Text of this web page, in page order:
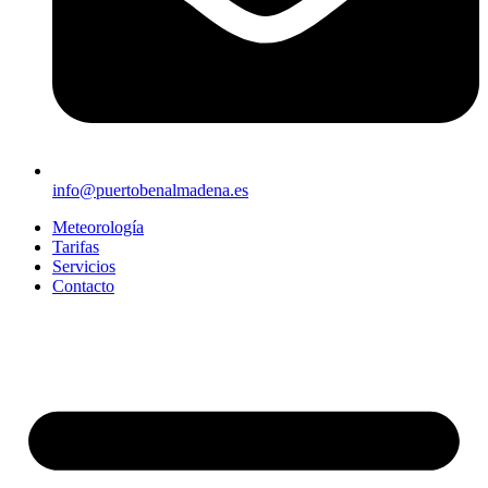
info@puertobenalmadena.es
Meteorología
Tarifas
Servicios
Contacto